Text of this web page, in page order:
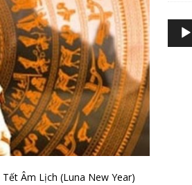
Âm Lịch (Luna New Year)
Trình
phát